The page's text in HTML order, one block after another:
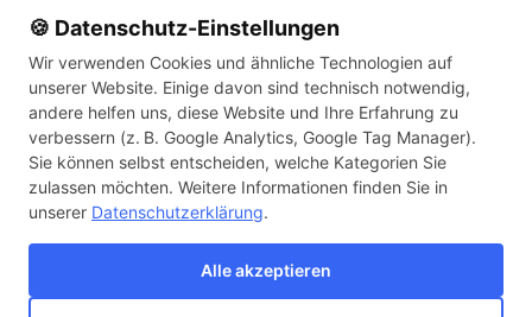
🍪 Datenschutz-Einstellungen
Wir verwenden Cookies und ähnliche Technologien auf
unserer Website. Einige davon sind technisch notwendig,
andere helfen uns, diese Website und Ihre Erfahrung zu
verbessern (z. B. Google Analytics, Google Tag Manager).
Sie können selbst entscheiden, welche Kategorien Sie
zulassen möchten. Weitere Informationen finden Sie in
unserer Datenschutzerklärung.
Alle akzeptieren
BMW 3er
2007/09-
2010/02
ccm,
130
KW,
177
PS
BMW 3er